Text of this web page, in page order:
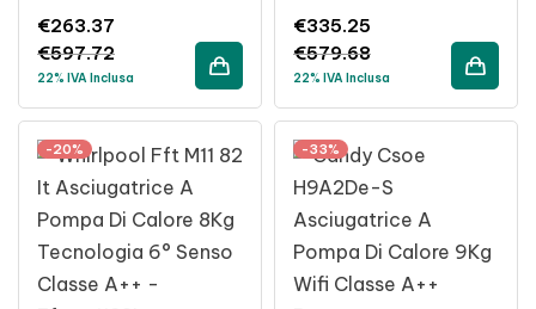
Libera Installazione
€597.72
€263.37
22% IVA Inclusa
Classe A+++
€579.68
€335.25
22% IVA Inclusa
-20% -33%